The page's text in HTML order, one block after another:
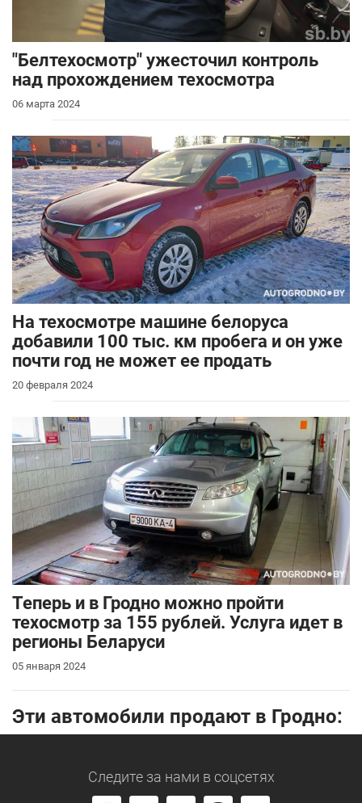
"Белтехосмотр" ужесточил контроль
над прохождением техосмотра
06 марта 2024
На техосмотре машине белоруса
добавили 100 тыс. км пробега и он уже
почти год не может ее продать
20 февраля 2024
Теперь и в Гродно можно пройти
техосмотр за 155 рублей. Услуга идет в
регионы Беларуси
05 января 2024
Эти автомобили продают в Гродно:
Следите за нами в соцсетях